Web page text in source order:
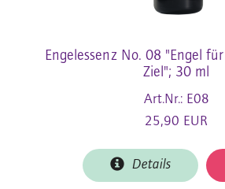
Engelessenz No. 08 "Engel
Ziel"; 30 ml
Art.Nr.: E08
25,90 EUR
Details